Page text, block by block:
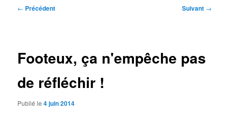
Navigation
← Précédent Suivant →
Footeux, ça n'empêche pas
de réfléchir !
Publié le4 juin 2014